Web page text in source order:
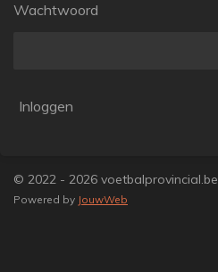
Wachtwoord
Inloggen
© 2022 - 2026 voetbalprovincial.be
Powered by JouwWeb